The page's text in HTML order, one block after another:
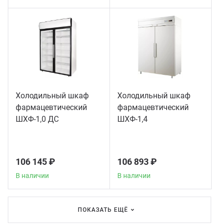
Холодильный шкаф
фармацевтический
ШХФ-1,0 ДС
106 145 ₽
В наличии
Холодильный шкаф
фармацевтический
ШХФ-1,4
106 893 ₽
В наличии
ПОКАЗАТЬ ЕЩЁ